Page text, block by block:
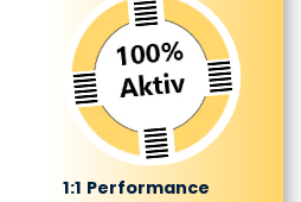
1:1 Performance